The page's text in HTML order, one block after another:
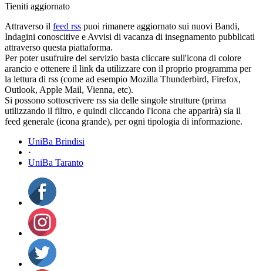
Tieniti aggiornato
Attraverso il feed rss puoi rimanere aggiornato sui nuovi Bandi,
Indagini conoscitive e Avvisi di vacanza di insegnamento pubblicati
attraverso questa piattaforma.
Per poter usufruire del servizio basta cliccare sull'icona di colore
arancio e ottenere il link da utilizzare con il proprio programma per
la lettura di rss (come ad esempio Mozilla Thunderbird, Firefox,
Outlook, Apple Mail, Vienna, etc).
Si possono sottoscrivere rss sia delle singole strutture (prima
utilizzando il filtro, e quindi cliccando l'icona che apparirà) sia il
feed generale (icona grande), per ogni tipologia di informazione.
UniBa Brindisi
·
UniBa Taranto